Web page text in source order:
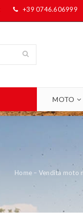
+39 0746.606999
MOTO
Home – Vendita moto